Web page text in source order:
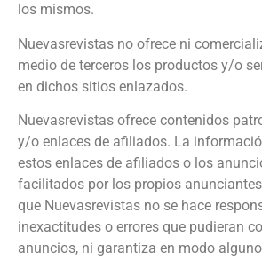
los mismos.
Nuevasrevistas no ofrece ni
medio de terceros los productos y/o
en dichos sitios enlazados.
Nuevasrevistas ofrece contenidos
y/o enlaces de afiliados. La
estos enlaces de afiliados o los
facilitados por los propios
que Nuevasrevistas no se hace
inexactitudes o errores que pudieran
anuncios, ni garantiza en modo